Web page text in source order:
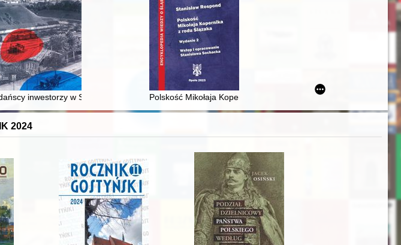
od średniowiecza do dziś
inwestorzy w Sopocie : prestiż finansowy i towarzyski lokalnego mieszczaństwa w 2. poł. XIX w
Polskość Mikołaja Kopernika z rodu Ślązaka
2024